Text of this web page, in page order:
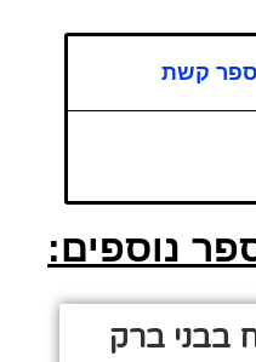
קשת
נוספים:
בבני ברק